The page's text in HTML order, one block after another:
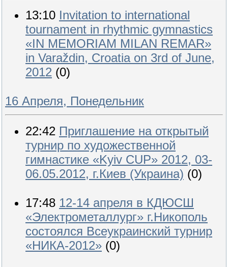
13:10 Invitation to international
tournament in rhythmic gymnastics
«IN MEMORIAM MILAN REMAR»
in Varaždin, Croatia on 3rd of June,
2012 (0)
16 Апреля, Понедельник
22:42 Приглашение на открытый
турнир по художественной
гимнастике «Kyiv CUP» 2012, 03-
06.05.2012, г.Киев (Украина) (0)
17:48 12-14 апреля в КДЮСШ
«Электрометаллург» г.Никополь
состоялся Всеукраинский турнир
«НИКА-2012» (0)